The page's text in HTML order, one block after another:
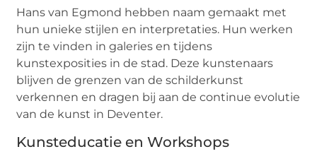
Hans van Egmond hebben naam gemaakt met
hun unieke stijlen en interpretaties. Hun werken
zijn te vinden in galeries en tijdens
kunstexposities in de stad. Deze kunstenaars
blijven de grenzen van de schilderkunst
verkennen en dragen bij aan de continue evolutie
van de kunst in Deventer.
Kunsteducatie en Workshops